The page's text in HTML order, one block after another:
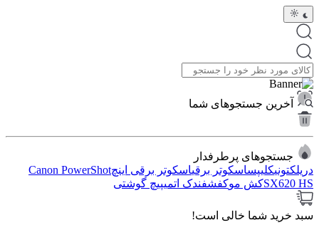
آخرین جستجوهای شما
جستجوهای پرطرفدار
دریلکتونیکلیپساسکوتر برقیاسکوتر برقی اینچCanon PowerShot
SX620 HSکش موکفشفندک اتمیپیچ گوشتی
سبد خرید شما خالی است!